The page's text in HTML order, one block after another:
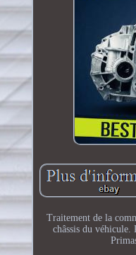
Traitement de la
châssis du